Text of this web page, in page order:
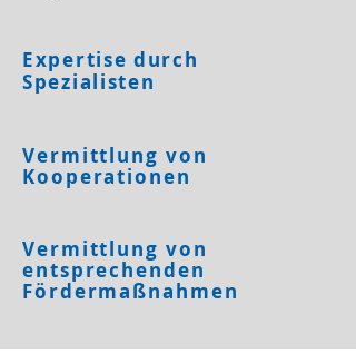
Expertise durch
Spezialisten
Vermittlung von
Kooperationen
Vermittlung von
entsprechenden
Fördermaßnahmen